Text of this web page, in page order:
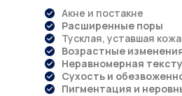
Акне и постакне
Расширенные поры
Тусклая, уставшая кожа
Возрастные
Неравномерная
Сухость и
Пигментация и